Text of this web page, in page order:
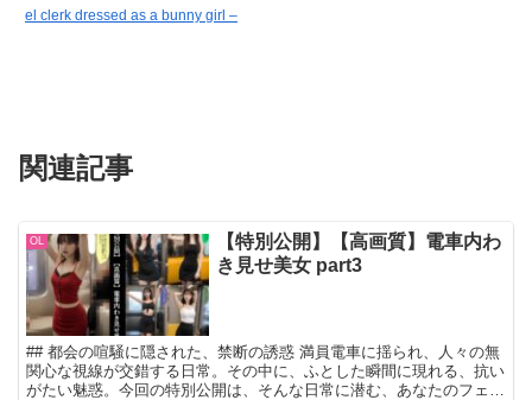
el clerk dressed as a bunny girl –
関連記事
OL
【特別公開】【高画質】電車内わ
き見せ美女 part3
## 都会の喧騒に隠された、禁断の誘惑 満員電車に揺られ、人々の無
関心な視線が交錯する日常。その中に、ふとした瞬間に現れる、抗い
がたい魅惑。今回の特別公開は、そんな日常に潜む、あなたのフェチ